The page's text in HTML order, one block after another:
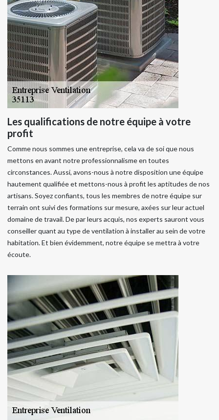
Les qualifications de notre équipe à votre
profit
Comme nous sommes une entreprise, cela va de soi que nous
mettons en avant notre professionnalisme en toutes
circonstances. Aussi, avons-nous à notre disposition une équipe
hautement qualifiée et mettons-nous à profit les aptitudes de nos
artisans. Soyez confiants, tous les membres de notre équipe sur
terrain ont suivi des formations sur mesure, axées sur leur actuel
domaine de travail. De par leurs acquis, nos experts sauront vous
conseiller quant au type de ventilation à installer au sein de votre
habitation. Et bien évidemment, notre équipe se mettra à votre
écoute.